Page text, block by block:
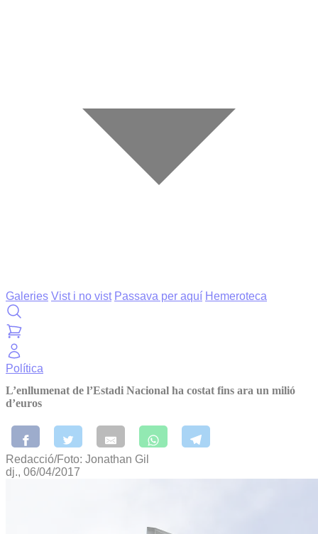
Galeries Vist i no vist Passava per aquí Hemeroteca
Política
L’enllumenat de l’Estadi Nacional ha costat fins ara un milió
d’euros
Redacció/Foto: Jonathan Gil
dj., 06/04/2017